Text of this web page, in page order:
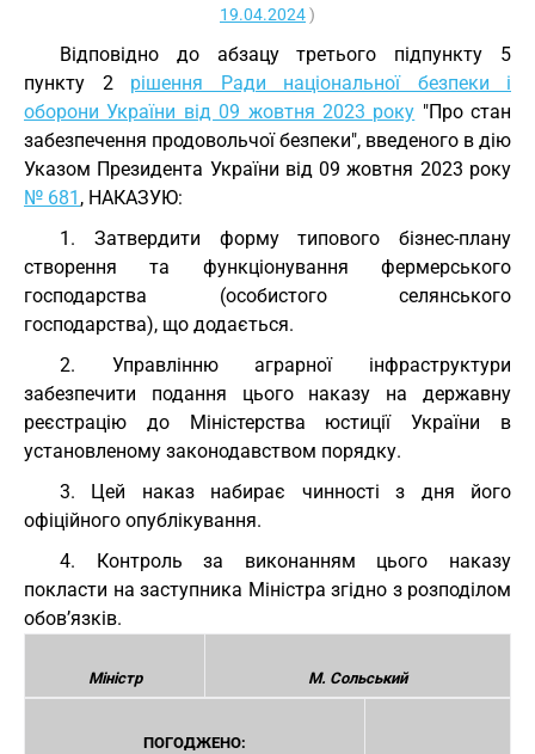
19.04.2024)
Відповідно до абзацу третього підпункту 5
пункту 2 рішення Ради національної безпеки і
оборони України від 09 жовтня 2023 року "Про стан
забезпечення продовольчої безпеки", введеного в дію
Указом Президента України від 09 жовтня 2023 року
№ 681 , НАКАЗУЮ:
1. Затвердити форму типового бізнес-плану
створення та функціонування фермерського
господарства (особистого селянського
господарства), що додається.
2. Управлінню аграрної інфраструктури
забезпечити подання цього наказу на державну
реєстрацію до Міністерства юстиції України в
установленому законодавством порядку.
3. Цей наказ набирає чинності з дня його
офіційного опублікування.
4. Контроль за виконанням цього наказу
покласти на заступника Міністра згідно з розподілом
обов’язків.
Міністр М. Сольський
ПОГОДЖЕНО: